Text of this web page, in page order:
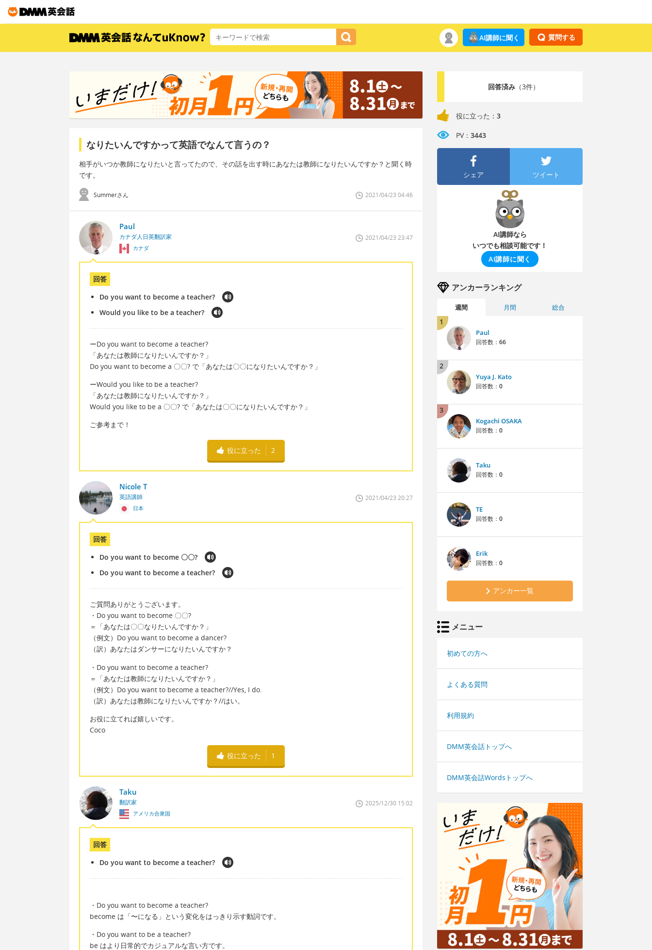
質問する
AI講師に聞く
なりたいんですかって英語でなんて言うの？
相手がいつか教師になりたいと言ってたので、その話を出す時にあなたは教師になりたいんですか？と聞く時
です。
Summerさん 2021/04/23 04:46
Paul
カナダ人日英翻訳家
カナダ
2021/04/23 23:47
回答
Do you want to become a teacher?
Would you like to be a teacher?
ーDo you want to become a teacher?
「あなたは教師になりたいんですか？」
Do you want to become a 〇〇? で「あなたは〇〇になりたいんですか？」
ーWould you like to be a teacher?
「あなたは教師になりたいんですか？」
Would you like to be a 〇〇? で「あなたは〇〇になりたいんですか？」
ご参考まで！
役に立った 2
Nicole T
英語講師
日本
2021/04/23 20:27
回答
Do you want to become 〇〇?
Do you want to become a teacher?
ご質問ありがとうございます。
・Do you want to become 〇〇?
＝「あなたは〇〇なりたいんですか？」
（例文）Do you want to become a dancer?
（訳）あなたはダンサーになりたいんですか？
・Do you want to become a teacher?
＝「あなたは教師になりたいんですか？」
（例文）Do you want to become a teacher?//Yes, I do.
（訳）あなたは教師になりたいんですか？//はい。
お役に立てれば嬉しいです。
Coco
役に立った 1
Taku
翻訳家
アメリカ合衆国
2025/12/30 15:02
回答
Do you want to become a teacher?
・Do you want to become a teacher?
become は「〜になる」という変化をはっきり示す動詞です。
・Do you want to be a teacher?
be はより日常的でカジュアルな言い方です。
回答済み（3件）
役に立った： 3
PV： 3443
シェア ツイート
AI講師なら
いつでも相談可能です！
AI講師に聞く
アンカーランキング
週間 月間 総合
1
Paul
回答数： 66
2
Yuya J. Kato
回答数： 0
3
Kogachi OSAKA
回答数： 0
Taku
回答数： 0
TE
回答数： 0
Erik
回答数： 0
アンカー一覧
メニュー
初めての方へ
よくある質問
利用規約
DMM英会話トップへ
DMM英会話Wordsトップへ